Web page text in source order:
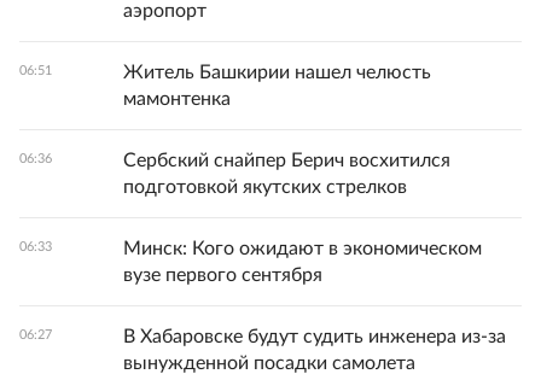
аэропорт
06:51
Житель Башкирии нашел челюсть
мамонтенка
06:36
Сербский снайпер Берич восхитился
подготовкой якутских стрелков
06:33
Минск: Кого ожидают в экономическом
вузе первого сентября
06:27
В Хабаровске будут судить инженера из-за
вынужденной посадки самолета